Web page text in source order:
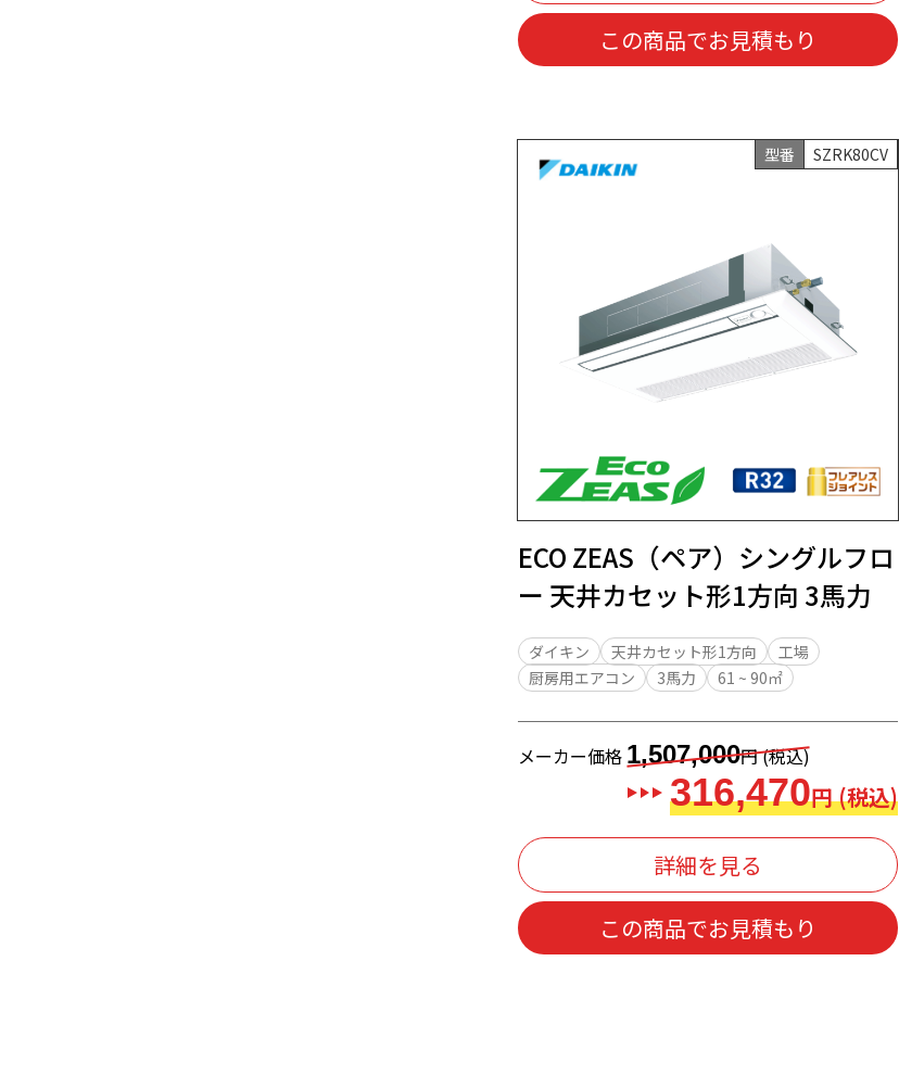
この商品でお見積もり
型番 SZRK80CV
ECO ZEAS（ペア）シングルフロ
ー 天井カセット形1方向 3馬力
ダイキン 天井カセット形1方向
工場
厨房用エアコン
3馬力 61 ~ 90㎡
メーカー価格 1,507,000円 (税込)
316,470円 (税込)
詳細を見る
この商品でお見積もり